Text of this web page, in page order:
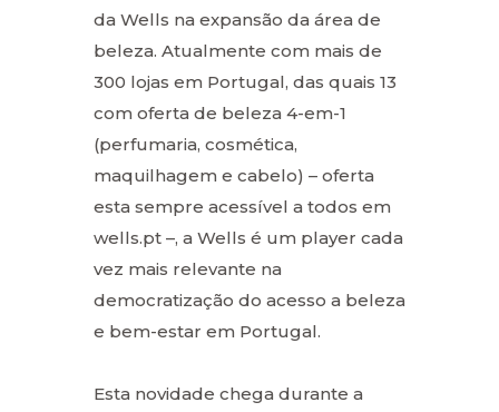
da Wells na expansão da área de
beleza. Atualmente com mais de
300 lojas em Portugal, das quais 13
com oferta de beleza 4-em-1
(perfumaria, cosmética,
maquilhagem e cabelo) – oferta
esta sempre acessível a todos em
wells.pt –, a Wells é um player cada
vez mais relevante na
democratização do acesso a beleza
e bem-estar em Portugal.
Esta novidade chega durante a